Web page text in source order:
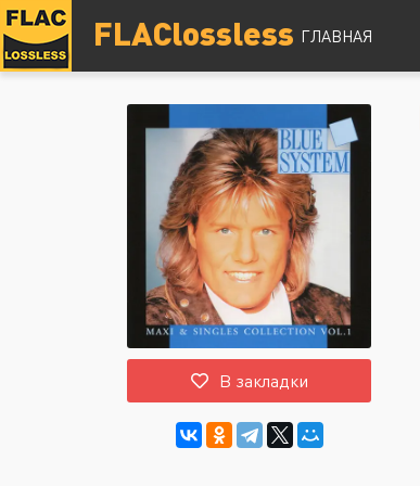
FLAClossless ГЛАВНАЯ
DSD
Hi-Res
Lossless
Vinyl
Топ 100
В закладки